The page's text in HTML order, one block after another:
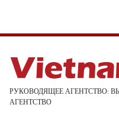
РУКОВОДЯЩЕЕ АГЕНТСТВО:
АГЕНТСТВО